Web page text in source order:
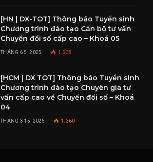
[HN | DX-TOT] Thông báo Tuyển sinh
Chương trình đào tạo Cán bộ tư vấn
Chuyển đổi số cấp cao – Khoá 05
THÁNG 6 5, 2025 1.538
[HCM | DX TOT] Thông báo Tuyển sinh
Chương trình đào tạo Chuyên gia tư
vấn cấp cao về Chuyển đổi số – Khoá
04
THÁNG 3 15, 2025 1.360